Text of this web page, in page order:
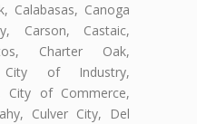
Calabasas, Canoga
Carson, Castaic,
Charter Oak,
City of Industry,
City of Commerce,
Culver City, Del